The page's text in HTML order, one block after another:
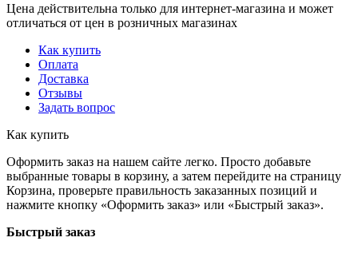
Цена действительна только для интернет-магазина и может
отличаться от цен в розничных магазинах
Как купить
Оплата
Доставка
Отзывы
Задать вопрос
Как купить
Оформить заказ на нашем сайте легко. Просто добавьте
выбранные товары в корзину, а затем перейдите на страницу
Корзина, проверьте правильность заказанных позиций и
нажмите кнопку «Оформить заказ» или «Быстрый заказ».
Быстрый заказ